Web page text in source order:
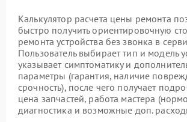
Калькулятор расчета цены ремонта
быстро получить ориентировочную
ремонта устройства без звонка в
Пользователь выбирает тип и модель
указывает симптоматику и
параметры (гарантия, наличие
срочность), после чего получает
цена запчастей, работа мастера
диагностика и возможные доп.